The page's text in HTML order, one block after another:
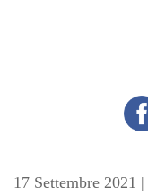
17 Settembre 2021 |